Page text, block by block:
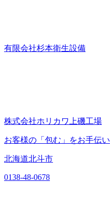
有限会社杉本衛生設備
株式会社ホリカワ上磯工場
お客様の「包む」をお手伝い
北海道北斗市
0138-48-0678